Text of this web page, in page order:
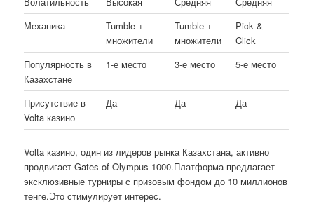
Механика
Tumble +
множители
Tumble +
множители
Pick &
Click
Популярность в
Казахстане
1-е место 3-е место 5-е место
Присутствие в
Volta казино
Да Да Да
Volta казино, один из лидеров рынка Казахстана, активно
продвигает Gates of Olympus 1000.Платформа предлагает
эксклюзивные турниры с призовым фондом до 10 миллионов
тенге.Это стимулирует интерес.